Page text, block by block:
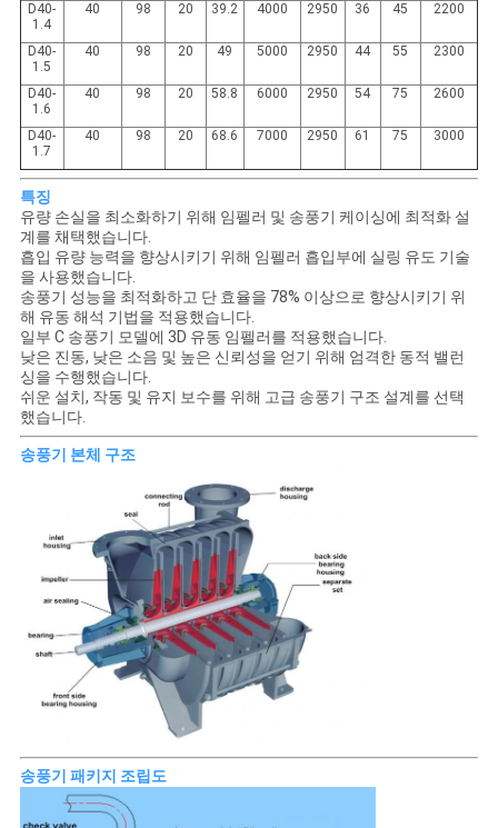
구
하
세
요
COMPANY
NEWS
사
이
트
PRIVACY
POLICY
D40-
1.4
40 98 20 39.2 4000 2950 36 45 2200
D40-
1.5
40 98 20 49 5000 2950 44 55 2300
D40-
1.6
40 98 20 58.8 6000 2950 54 75 2600
D40-
1.7
40 98 20 68.6 7000 2950 61 75 3000
특징
유량 손실을 최소화하기 위해 임펠러 및 송풍기 케이싱에 최적화 설
계를 채택했습니다.
흡입 유량 능력을 향상시키기 위해 임펠러 흡입부에 실링 유도 기술
을 사용했습니다.
송풍기 성능을 최적화하고 단 효율을 78% 이상으로 향상시키기 위
해 유동 해석 기법을 적용했습니다.
일부 C 송풍기 모델에 3D 유동 임펠러를 적용했습니다.
낮은 진동, 낮은 소음 및 높은 신뢰성을 얻기 위해 엄격한 동적 밸런
싱을 수행했습니다.
쉬운 설치, 작동 및 유지 보수를 위해 고급 송풍기 구조 설계를 선택
했습니다.
송풍기 본체 구조
송풍기 패키지 조립도